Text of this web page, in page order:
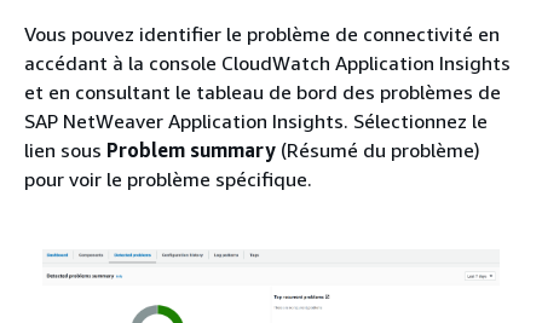
Vous pouvez identifier le problème de connectivité en
accédant à la console CloudWatch Application Insights
et en consultant le tableau de bord des problèmes de
SAP NetWeaver Application Insights. Sélectionnez le
lien sous Problem summary (Résumé du problème)
pour voir le problème spécifique.